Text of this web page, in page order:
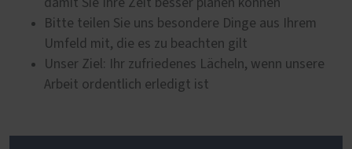
damit Sie Ihre Zeit besser planen können
Bitte teilen Sie uns besondere Dinge aus Ihrem
Umfeld mit, die es zu beachten gilt
Unser Ziel: Ihr zufriedenes Lächeln, wenn unsere
Arbeit ordentlich erledigt ist